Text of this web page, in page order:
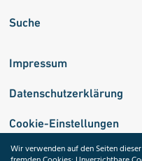
Suche
Impressum
Datenschutzerklärung
Cookie-Einstellungen
Wir verwenden auf den Seiten